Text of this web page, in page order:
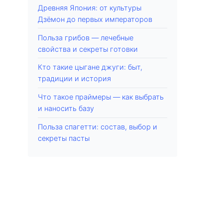
Древняя Япония: от культуры
Дзёмон до первых императоров
Польза грибов — лечебные
свойства и секреты готовки
Кто такие цыгане джуги: быт,
традиции и история
Что такое праймеры — как выбрать
и наносить базу
Польза спагетти: состав, выбор и
секреты пасты